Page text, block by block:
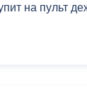
на пульт